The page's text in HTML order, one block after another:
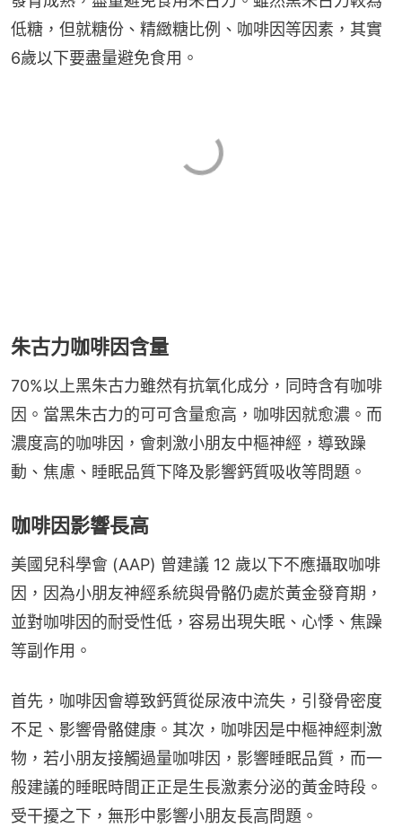
低糖，但就糖份、精緻糖比例、咖啡因等因素，其實
6歲以下要盡量避免食用。
朱古力咖啡因含量
70%以上黑朱古力雖然有抗氧化成分，同時含有咖啡
因。當黑朱古力的可可含量愈高，咖啡因就愈濃。而
濃度高的咖啡因，會刺激小朋友中樞神經，導致躁
動、焦慮、睡眠品質下降及影響鈣質吸收等問題。
咖啡因影響長高
美國兒科學會 (AAP) 曾建議 12 歲以下不應攝取咖啡
因，因為小朋友神經系統與骨骼仍處於黃金發育期，
並對咖啡因的耐受性低，容易出現失眠、心悸、焦躁
等副作用。
首先，咖啡因會導致鈣質從尿液中流失，引發骨密度
不足、影響骨骼健康。其次，咖啡因是中樞神經刺激
物，若小朋友接觸過量咖啡因，影響睡眠品質，而一
般建議的睡眠時間正正是生長激素分泌的黃金時段。
受干擾之下，無形中影響小朋友長高問題。